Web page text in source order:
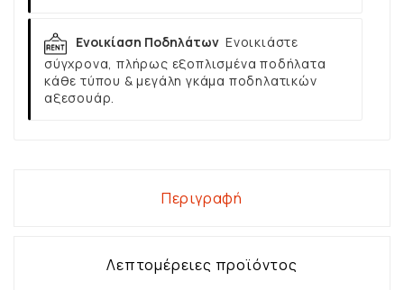
Ενοικίαση Ποδηλάτων Ενοικιάστε
σύγχρονα, πλήρως εξοπλισμένα ποδήλατα
κάθε τύπου & μεγάλη γκάμα ποδηλατικών
αξεσουάρ.
Περιγραφή
Λεπτομέρειες προϊόντος